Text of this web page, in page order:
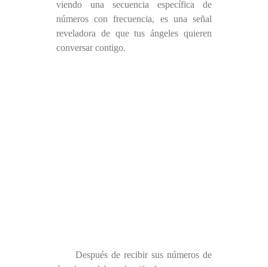
viendo una secuencia específica de
números con frecuencia, es una señal
reveladora de que tus ángeles quieren
conversar contigo.
Después de recibir sus números de